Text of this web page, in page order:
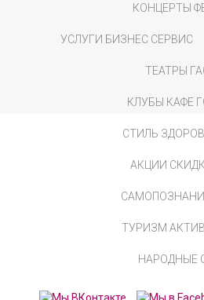
КОНЦЕРТЫ
УСЛУГИ БИЗНЕС СЕРВИС
ТЕАТРЫ
КЛУБЫ КАФЕ
СТИЛЬ
АКЦИИ
ТУРИЗМ
НАРОДНЫЕ